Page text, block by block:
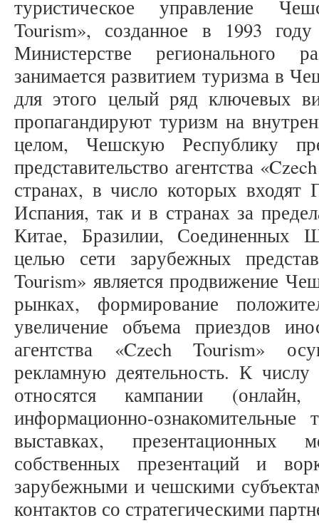
туристическое управление
Tourism», созданное в 1993
Министерстве регионального
занимается развитием туризма в
для этого целый ряд ключевых
пропагандируют туризм на
целом, Чешскую Республику
представительство агентства
странах, в число которых входят
Испания, так и в странах за
Китае, Бразилии, Соединенных
целью сети зарубежных
Tourism» является продвижение
рынках, формирование
увеличение объема приездов
агентства «Czech Tourism»
рекламную деятельность. К
относятся кампании
информационно-
выставках, презентационных
собственных презентаций и
зарубежными и чешскими
контактов со стратегическими